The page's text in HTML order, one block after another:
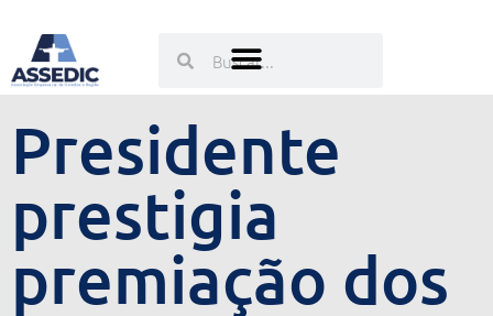
conteúdo
Pesquisar
Presidente
prestigia
premiação dos